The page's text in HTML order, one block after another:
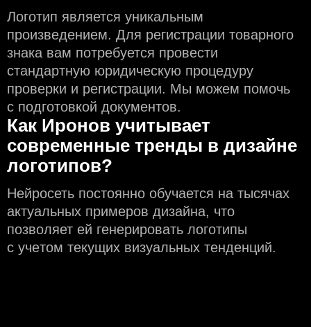
Логотип является уникальным
произведением. Для регистрации товарного
знака вам потребуется провести
стандартную юридическую процедуру
проверки и регистрации. Мы можем помочь
с подготовкой документов.
Как Иронов учитывает
современные тренды в дизайне
логотипов?
Нейросеть постоянно обучается на тысячах
актуальных примеров дизайна, что
позволяет ей генерировать логотипы
с учeтом текущих визуальных тенденций.